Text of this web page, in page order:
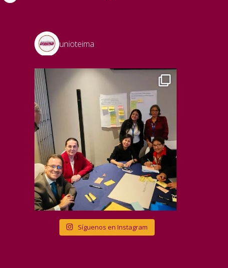
unioteima
Síguenos en Instagram